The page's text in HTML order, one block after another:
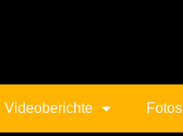
Videoberichte Fotos